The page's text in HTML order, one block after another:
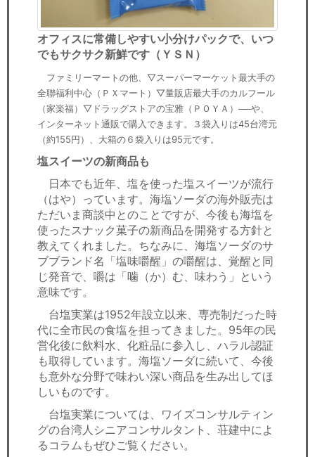
オフィスに常備しやすい小分けパックで、いつ
でもサクサク新鮮です（ＹＳＮ）
ファミリーマートの他、▽スーパーマーケット最大手の
全聯福利中心（ＰＸマート）▽量販店最大手のカルフール
（家楽福）▽ドラッグストアの宝雅（ＰＯＹＡ）──や、
インターネット通販で購入できます。３袋入りは45台湾元
（約155円）、大箱の６袋入りは95元です。
塩スイーツの新商品も
日本でも近年、塩を使った塩スイーツが流行
（はや）っています。海塩ソーダの海外販売は
ただいま商談中とのことですが、今後も海塩を
使ったスナック菓子の新商品を開発する方針と
教えてくれました。ちなみに、海塩ソーダのサ
ブブランド名「塩味嚼醒」の嚼醒は、覚醒と同
じ発音で、嚼は「噛（か）む、味わう」という
意味です。
台塩実業は1952年設立以来、専売制だった時
代に全市民の食塩を担ってきました。95年の民
営化後に飲料水、化粧品に参入し、ハラル認証
も取得しています。海塩ソーダに続いて、今後
も意外な分野で味わい深い商品を生み出してほ
しいものです。
台塩実業については、ワイズコンサルティン
グの台湾人シニアコンサルタント、荘建中によ
るコラムもぜひご覧ください。